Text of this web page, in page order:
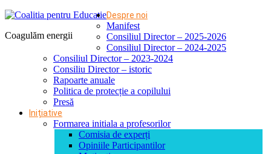
Coagulăm energii
Despre noi
Manifest
Consiliul Director – 2025-2026
Consiliul Director – 2024-2025
Consiliul Director – 2023-2024
Consiliu Director – istoric
Rapoarte anuale
Politica de protecție a copilului
Presă
Inițiative
Formarea initiala a profesorilor
Comisia de experți
Opiniile Participantilor